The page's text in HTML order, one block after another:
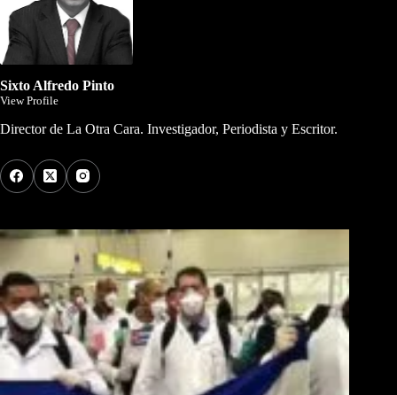
Sixto Alfredo Pinto
View Profile
Director de La Otra Cara. Investigador, Periodista y Escritor.